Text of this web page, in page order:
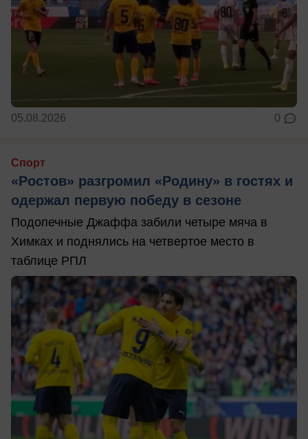
05.08.2026 0
Спорт
«Ростов» разгромил «Родину» в гостях и
одержал первую победу в сезоне
Подопечные Джаффа забили четыре мяча в
Химках и поднялись на четвертое место в
таблице РПЛ